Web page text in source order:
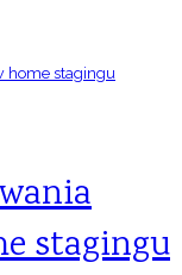
stagingu